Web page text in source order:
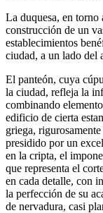
La duquesa, en torno
construcción de un
establecimientos
ciudad, a un lado del
El panteón, cuya
la ciudad, refleja la
combinando
edificio de cierta
griega,
presidido por un
en la cripta, el
que representa el
en cada detalle, con
la perfección de su
de nervadura, casi